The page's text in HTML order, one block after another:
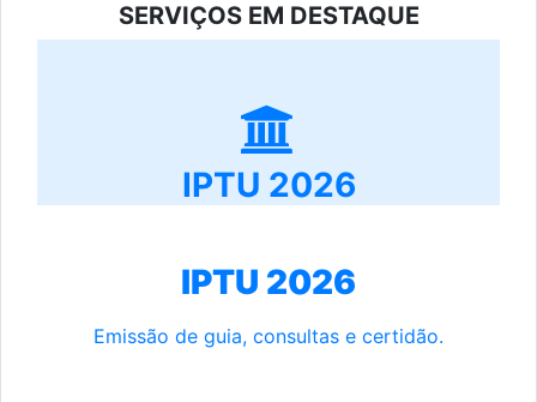
SERVIÇOS EM DESTAQUE
IPTU 2026
IPTU 2026
Emissão de guia, consultas e certidão.